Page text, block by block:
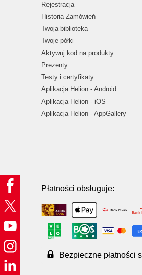
Rejestracja
Historia Zamówień
Twoja biblioteka
Twoje półki
Aktywuj kod na produkty
Prezenty
Testy i certyfikaty
Aplikacja Helion - Android
Aplikacja Helion - iOS
Aplikacja Helion - AppGallery
Płatności obsługuje:
Bezpieczne płatności